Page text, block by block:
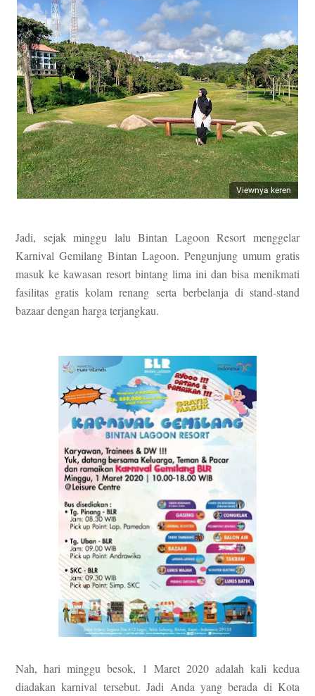
Viewnya keren
Jadi, sejak minggu lalu Bintan Lagoon Resort menggelar
Karnival Gemilang Bintan Lagoon. Pengunjung umum gratis
masuk ke kawasan resort bintang lima ini dan bisa menikmati
fasilitas gratis kolam renang serta berbelanja di stand-stand
bazaar dengan harga terjangkau.
Nah, hari minggu besok, 1 Maret 2020 adalah kali kedua
diadakan karnival tersebut. Jadi Anda yang berada di Kota